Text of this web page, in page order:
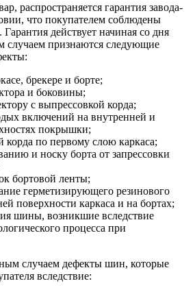
распространяется гарантия завода-
что покупателем соблюдены
действует начиная со дня
случаем признаются следующие
брекере и борте;
и боковины;
с выпрессовкой корда;
включений на внутренней и
покрышки;
корда по первому слою каркаса;
и носку борта от запрессовки
бортовой ленты;
герметизирующего резинового
поверхности каркаса и на бортах;
шины, возникшие вследствие
процесса при
случаем дефекты шин, которые
вследствие: